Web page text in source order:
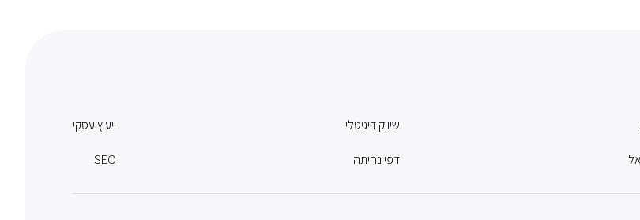
ייעוץ עסקי
SEO
שיווק דיגיטלי
דפי נחיתה